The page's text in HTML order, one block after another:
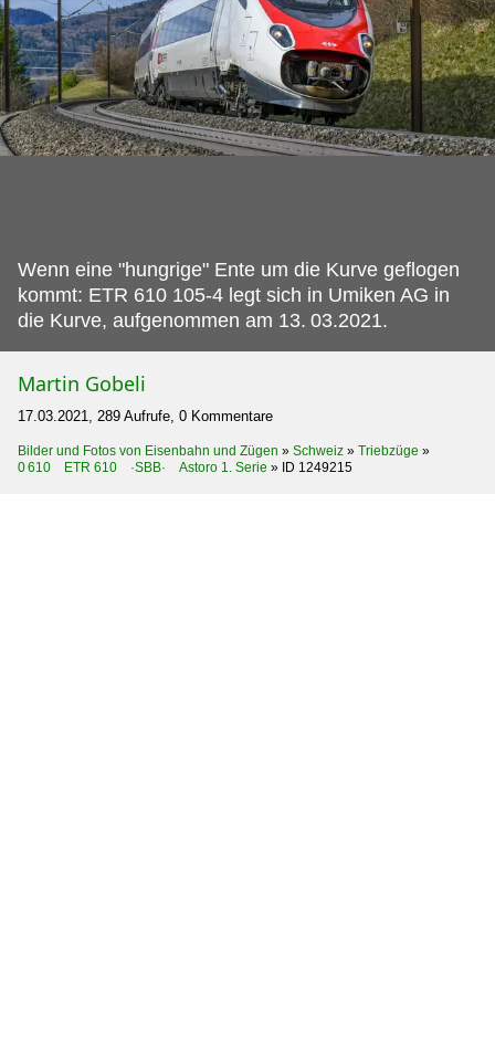
Wenn eine "hungrige" Ente um die Kurve geflogen
kommt: ETR 610 105-4 legt sich in Umiken AG in
die Kurve, aufgenommen am 13. 03.2021.
Martin Gobeli
17.03.2021, 289 Aufrufe, 0 Kommentare
Bilder und Fotos von Eisenbahn und Zügen » Schweiz » Triebzüge »
0 610 ETR 610 ·SBB· Astoro 1. Serie » ID 1249215